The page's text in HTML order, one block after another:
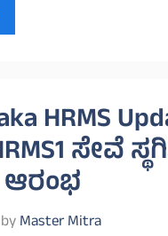
HRMS
ಸೇವೆ
ಆರಂಭ
byMaster Mitra